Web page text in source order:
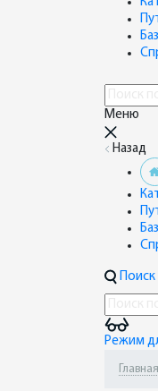
Меню
Назад
Поиск
Режим
Главная